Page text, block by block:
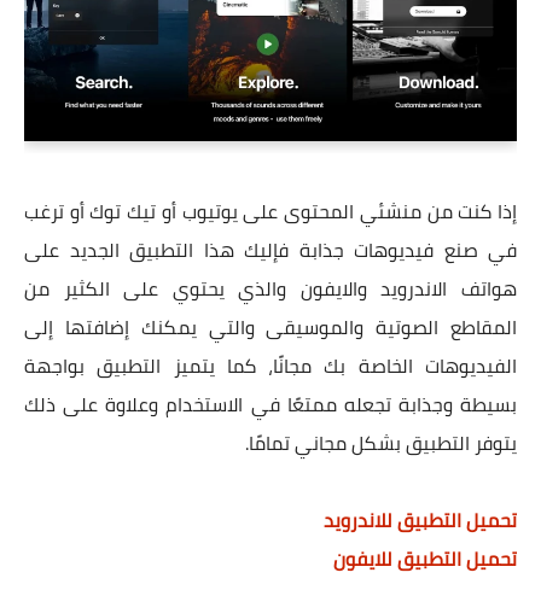
إذا كنت من منشئي المحتوى على يوتيوب أو تيك توك أو ترغب
في صنع فيديوهات جذابة فإليك هذا التطبيق الجديد على
هواتف الاندرويد والايفون والذي يحتوي على الكثير من
المقاطع الصوتية والموسيقى والتي يمكنك إضافتها إلى
الفيديوهات الخاصة بك مجانًا، كما يتميز التطبيق بواجهة
بسيطة وجذابة تجعله ممتعًا في الاستخدام وعلاوة على ذلك
يتوفر التطبيق بشكل مجاني تمامًا.
تحميل التطبيق للاندرويد
تحميل التطبيق للايفون